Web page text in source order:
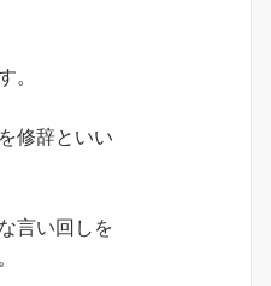
。
修辞といい
言い回しを